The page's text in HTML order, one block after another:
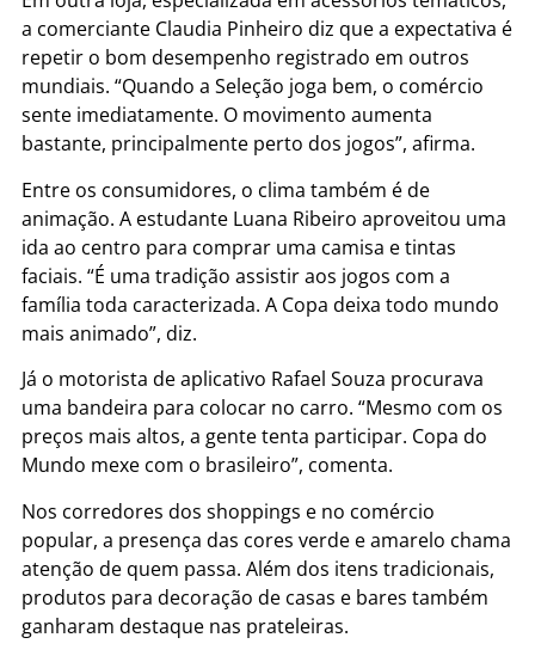
a comerciante Claudia Pinheiro diz que a expectativa é
repetir o bom desempenho registrado em outros
mundiais. “Quando a Seleção joga bem, o comércio
sente imediatamente. O movimento aumenta
bastante, principalmente perto dos jogos”, afirma.
Entre os consumidores, o clima também é de
animação. A estudante Luana Ribeiro aproveitou uma
ida ao centro para comprar uma camisa e tintas
faciais. “É uma tradição assistir aos jogos com a
família toda caracterizada. A Copa deixa todo mundo
mais animado”, diz.
Já o motorista de aplicativo Rafael Souza procurava
uma bandeira para colocar no carro. “Mesmo com os
preços mais altos, a gente tenta participar. Copa do
Mundo mexe com o brasileiro”, comenta.
Nos corredores dos shoppings e no comércio
popular, a presença das cores verde e amarelo chama
atenção de quem passa. Além dos itens tradicionais,
produtos para decoração de casas e bares também
ganharam destaque nas prateleiras.